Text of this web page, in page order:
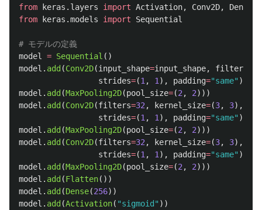
from keras.layers import Activation, Conv2D, Dense
from
keras.models import Sequential
model
= Sequential ()
model . add (Conv2D(input_shape=input_shape, filters
strides=(1 , 1 ), padding="same" ))
model . add (MaxPooling2D(pool_size=(2 , 2)))
model . add (Conv2D(filters=32 , kernel_size=(3, 3),
strides=(1 , 1 ), padding="same" ))
model . add (MaxPooling2D(pool_size=(2 , 2)))
model . add (Conv2D(filters=32 , kernel_size=(3, 3),
strides=(1 , 1 ), padding="same" ))
model . add (MaxPooling2D(pool_size=(2 , 2)))
model . add (Flatten())
model . add (Dense(256))
model . add (Activation( "sigmoid " ))